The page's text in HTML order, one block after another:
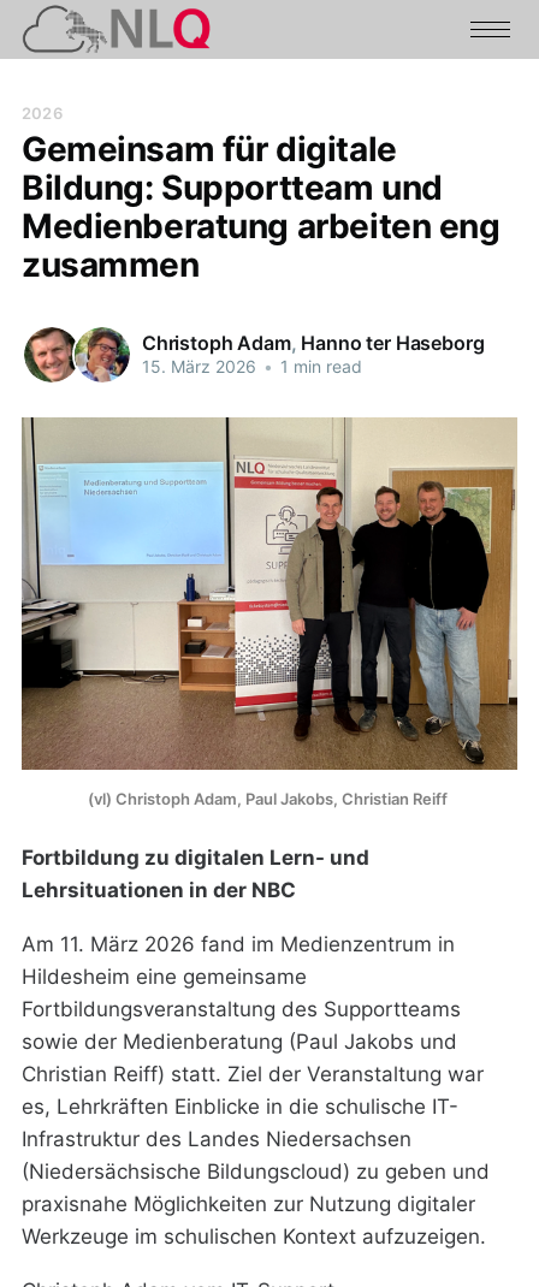
2026
Gemeinsam für digitale
Bildung: Supportteam und
Medienberatung arbeiten eng
zusammen
Christoph Adam, Hanno ter Haseborg
15. März 2026 • 1 min read
(vl) Christoph Adam, Paul Jakobs, Christian Reiff
Fortbildung zu digitalen Lern- und
Lehrsituationen in der NBC
Am 11. März 2026 fand im Medienzentrum in
Hildesheim eine gemeinsame
Fortbildungsveranstaltung des Supportteams
sowie der Medienberatung (Paul Jakobs und
Christian Reiff) statt. Ziel der Veranstaltung war
es, Lehrkräften Einblicke in die schulische IT-
Infrastruktur des Landes Niedersachsen
(Niedersächsische Bildungscloud) zu geben und
praxisnahe Möglichkeiten zur Nutzung digitaler
Werkzeuge im schulischen Kontext aufzuzeigen.